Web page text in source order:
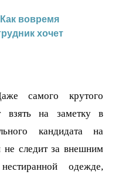
Как вовремя
хочет
самого крутого
взять на заметку в
кандидата на
не следит за внешним
одежде,